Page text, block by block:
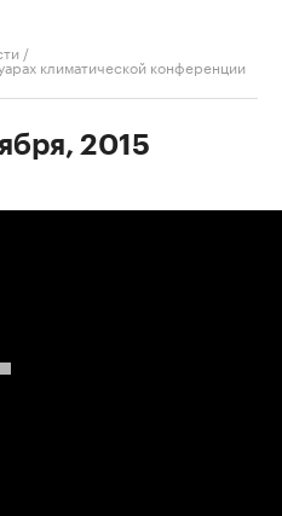
/
климатической конференции
2015